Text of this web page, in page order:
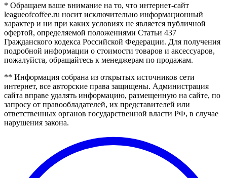
* Обращаем ваше внимание на то, что интернет-сайт
leagueofcoffee.ru носит исключительно информационный
характер и ни при каких условиях не является публичной
офертой, определяемой положениями Статьи 437
Гражданского кодекса Российской Федерации. Для получения
подробной информации о стоимости товаров и аксессуаров,
пожалуйста, обращайтесь к менеджерам по продажам.
** Информация собрана из открытых источников сети
интернет, все авторские права защищены. Администрация
сайта вправе удалять информацию, размещенную на сайте, по
запросу от правообладателей, их представителей или
ответственных органов государственной власти РФ, в случае
нарушения закона.